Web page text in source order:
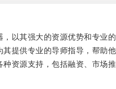
其强大的资源优势和专业的
供专业的导师指导，帮助他
源支持，包括融资、市场推